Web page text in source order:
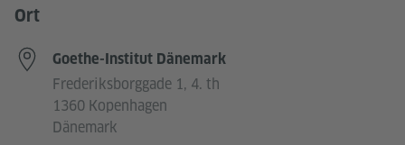
Ort
Goethe-Institut Dänemark
Frederiksborggade 1, 4. th
1360 Kopenhagen
Dänemark